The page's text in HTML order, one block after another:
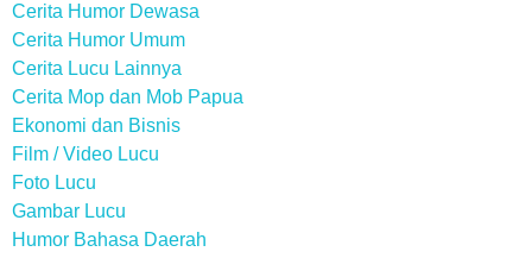
Cerita Humor Dewasa
Cerita Humor Umum
Cerita Lucu Lainnya
Cerita Mop dan Mob Papua
Ekonomi dan Bisnis
Film / Video Lucu
Foto Lucu
Gambar Lucu
Humor Bahasa Daerah